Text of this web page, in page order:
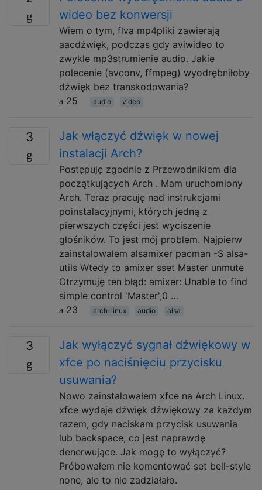
wideo bez konwersji
Wiem o tym, flva mp4pliki zawierają
aacdźwięk, podczas gdy aviwideo to
zwykle mp3strumienie audio. Jakie
polecenie (avconv, ffmpeg) wyodrębniłoby
dźwięk bez transkodowania?
25
audio video
3
Jak włączyć dźwięk w nowej
instalacji Arch?
Postępuję zgodnie z Przewodnikiem dla
początkujących Arch . Mam uruchomiony
Arch. Teraz pracuję nad instrukcjami
poinstalacyjnymi, których jedną z
pierwszych części jest wyciszenie
głośników. To jest mój problem. Najpierw
zainstalowałem alsamixer pacman -S alsa-
utils Wtedy to amixer sset Master unmute
Otrzymuję ten błąd: amixer: Unable to find
simple control 'Master',0 …
23
arch-linux audio alsa
3
Jak wyłączyć sygnał dźwiękowy w
xfce po naciśnięciu przycisku
usuwania?
Nowo zainstalowałem xfce na Arch Linux.
xfce wydaje dźwięk dźwiękowy za każdym
razem, gdy naciskam przycisk usuwania
lub backspace, co jest naprawdę
denerwujące. Jak mogę to wyłączyć?
Próbowałem nie komentować set bell-style
none, ale to nie zadziałało.